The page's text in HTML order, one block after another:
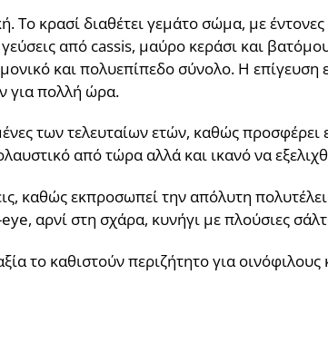
Το κρασί διαθέτει γεμάτο σώμα, με
από cassis, μαύρο κεράσι και
και πολυεπίπεδο σύνολο. Η επίγευση
για πολλή ώρα.
των τελευταίων ετών, καθώς προσφέρει
από τώρα αλλά και ικανό να
καθώς εκπροσωπεί την απόλυτη
αρνί στη σχάρα, κυνήγι με πλούσιες
το καθιστούν περιζήτητο για